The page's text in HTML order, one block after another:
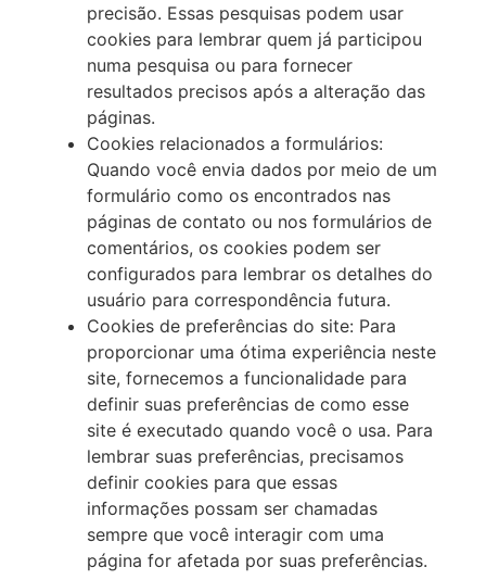
precisão. Essas pesquisas podem usar
cookies para lembrar quem já participou
numa pesquisa ou para fornecer
resultados precisos após a alteração das
páginas.
Cookies relacionados a formulários:
Quando você envia dados por meio de um
formulário como os encontrados nas
páginas de contato ou nos formulários de
comentários, os cookies podem ser
configurados para lembrar os detalhes do
usuário para correspondência futura.
Cookies de preferências do site: Para
proporcionar uma ótima experiência neste
site, fornecemos a funcionalidade para
definir suas preferências de como esse
site é executado quando você o usa. Para
lembrar suas preferências, precisamos
definir cookies para que essas
informações possam ser chamadas
sempre que você interagir com uma
página for afetada por suas preferências.